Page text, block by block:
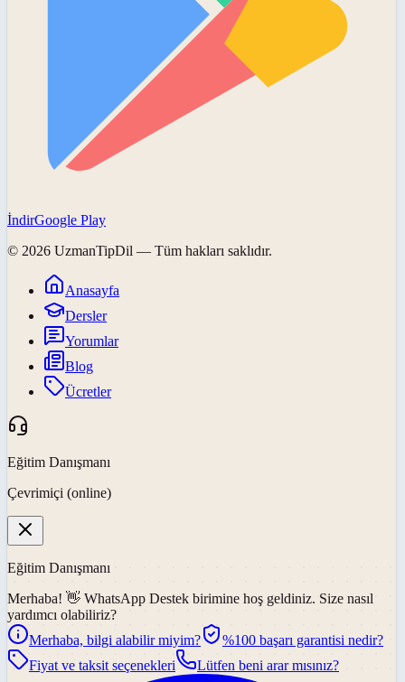
İndirGoogle Play
© 2026 UzmanTipDil — Tüm hakları saklıdır.
Anasayfa
Dersler
Yorumlar
Blog
Ücretler
Eğitim Danışmanı
Çevrimiçi (online)
Eğitim Danışmanı
Merhaba! 👋 WhatsApp Destek birimine hoş geldiniz. Size nasıl
yardımcı olabiliriz?
Merhaba, bilgi alabilir miyim?
%100 başarı garantisi nedir?
Fiyat ve taksit seçenekleri
Lütfen beni arar mısınız?